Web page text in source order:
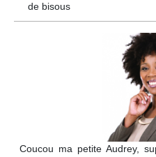
de bisous
Coucou ma petite Audrey,